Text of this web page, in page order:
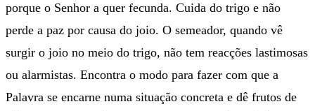
porque o Senhor a quer fecunda. Cuida do trigo e não
perde a paz por causa do joio. O semeador, quando vê
surgir o joio no meio do trigo, não tem reacções lastimosas
ou alarmistas. Encontra o modo para fazer com que a
Palavra se encarne numa situação concreta e dê frutos de